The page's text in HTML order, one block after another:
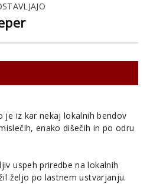
je iz kar nekaj lokalnih bendov
enako dišečih in po odru
uspeh priredbe na lokalnih
željo po lastnem ustvarjanju.